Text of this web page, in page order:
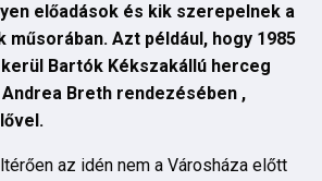
előadások és kik szerepelnek a
műsorában. Azt például, hogy 1985
Bartók Kékszakállú herceg
Breth rendezésében ,
az idén nem a Városháza előtt